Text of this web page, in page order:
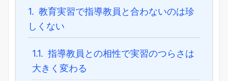
1. 教育実習で指導教員と合わないのは珍
しくない
1.1. 指導教員との相性で実習のつらさは
大きく変わる